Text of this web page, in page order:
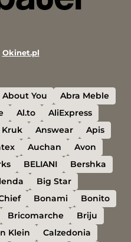
Okinet.pl
About You
Abra Meble
Al.to
AliExpress
Kruk Answear
Apis
Auchan
Avon
BELIANI
Bershka
Big Star
Bonami
Bonito
Bricomarche
Briju
Klein Calzedonia